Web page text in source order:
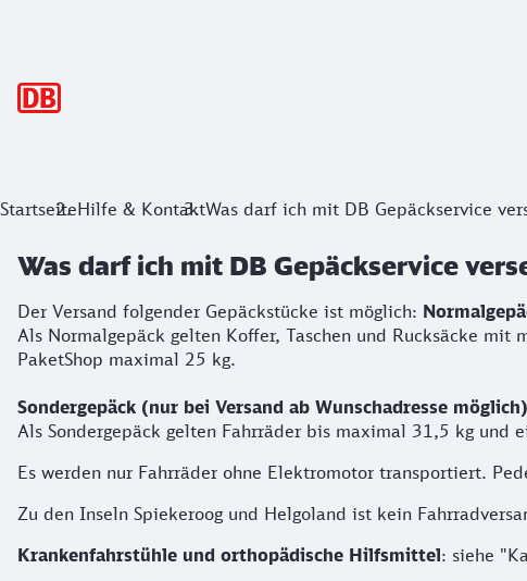
StartseiteHilfe & KontaktWas darf ich mit DB Gepäckservice
Was darf ich mit DB Gepäckservice
Der Versand folgender Gepäckstücke ist möglich:
Als Normalgepäck gelten Koffer, Taschen und Rucksäcke
PaketShop maximal 25 kg.
Sondergepäck (nur bei Versand ab Wunschadresse möglich)
Als Sondergepäck gelten Fahrräder bis maximal 31,5 kg und
Es werden nur Fahrräder ohne Elektromotor transportiert.
Zu den Inseln Spiekeroog und Helgoland ist kein
Krankenfahrstühle und orthopädische Hilfsmittel: siehe